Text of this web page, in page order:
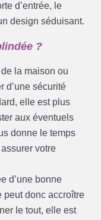
d’entrée, le
design séduisant.
?
la maison ou
d’une sécurité
elle est plus
aux éventuels
donne le temps
votre
d’une bonne
peut donc accroître
le tout, elle est